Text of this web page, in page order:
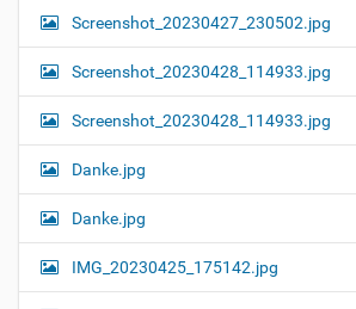
Screenshot_20230427_230502.jpg
Screenshot_20230428_114933.jpg
Screenshot_20230428_114933.jpg
Danke.jpg
Danke.jpg
IMG_20230425_175142.jpg